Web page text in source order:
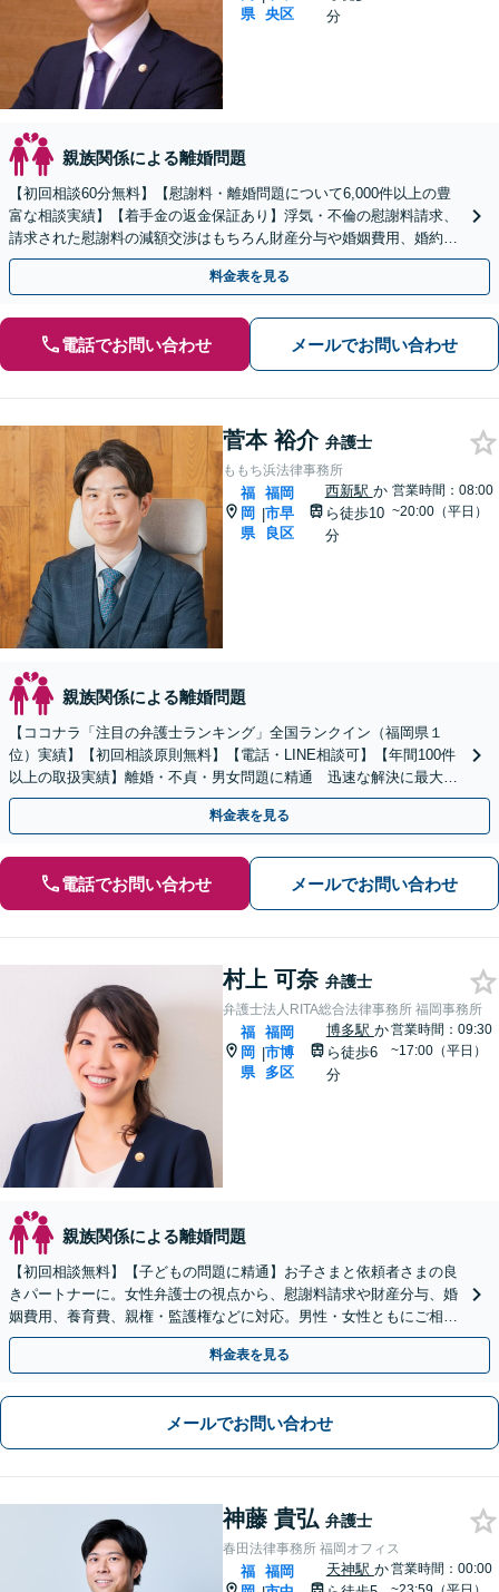
県
央区
分
親族関係による離婚問題
【初回相談60分無料】【慰謝料・離婚問題について6,000件以上の豊
富な相談実績】【着手金の返金保証あり】浮気・不倫の慰謝料請求、
請求された慰謝料の減額交渉はもちろん財産分与や婚姻費用、婚約破
棄など様々な離婚・男女問題の解決実績が豊富です。
料金表を見る
電話でお問い合わせ メールでお問い合わせ
菅本 裕介 弁護士
ももち浜法律事務所
福
岡
県
|
福岡
市早
良区
西新駅 か
ら徒歩10
分
営業時間：08:00
~20:00（平日）
親族関係による離婚問題
【ココナラ「注目の弁護士ランキング」全国ランクイン（福岡県１
位）実績】【初回相談原則無料】【電話・LINE相談可】【年間100件
以上の取扱実績】離婚・不貞・男女問題に精通 迅速な解決に最大限
尽力します【全国対応可】 【国際離婚取扱経験】
料金表を見る
電話でお問い合わせ メールでお問い合わせ
村上 可奈 弁護士
弁護士法人RITA総合法律事務所 福岡事務所
福
岡
県
|
福岡
市博
多区
博多駅 か
ら徒歩6
分
営業時間：09:30
~17:00（平日）
親族関係による離婚問題
【初回相談無料】【子どもの問題に精通】お子さまと依頼者さまの良
きパートナーに。女性弁護士の視点から、慰謝料請求や財産分与、婚
姻費用、養育費、親権・監護権などに対応。男性・女性ともにご相談
を！【子連れ相談可】【博多駅6分】
料金表を見る
メールでお問い合わせ
神藤 貴弘 弁護士
春田法律事務所 福岡オフィス
福
福岡
天神駅 か営業時間：00:00